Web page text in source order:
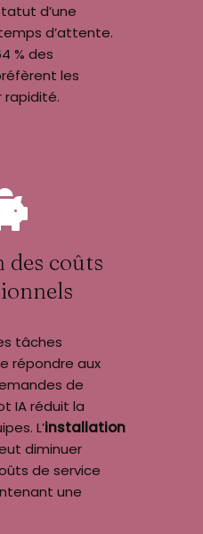
d’une
d’attente.
% des
les
rapidité.
des coûts
tâches
répondre aux
de
IA réduit la
L’installation
diminuer
de service
une